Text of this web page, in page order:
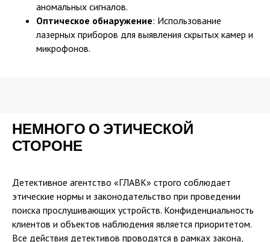
аномальных сигналов.
Оптическое обнаружение: Использование
лазерных приборов для выявления скрытых камер и
микрофонов.
НЕМНОГО О ЭТИЧЕСКОЙ
СТОРОНЕ
Детективное агентство «ГЛАВК» строго соблюдает
этические нормы и законодательство при проведении
поиска прослушивающих устройств. Конфиденциальность
клиентов и объектов наблюдения является приоритетом.
Все действия детективов проводятся в рамках закона,